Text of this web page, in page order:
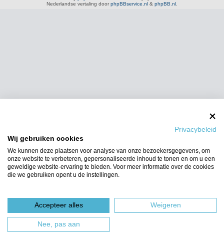
Nederlandse vertaling door phpBBservice.nl & phpBB.nl
Privacybeleid
Wij gebruiken cookies
We kunnen deze plaatsen voor analyse van onze bezoekersgegevens, om
onze website te verbeteren, gepersonaliseerde inhoud te tonen en om u een
geweldige website-ervaring te bieden. Voor meer informatie over de cookies
die we gebruiken opent u de instellingen.
Accepteer alles Weigeren
Nee, pas aan